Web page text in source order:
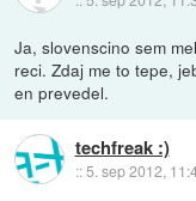
Ja, slovenscino sem
reci. Zdaj me to tepe,
en prevedel.
techfreak :)
::5. sep 2012,